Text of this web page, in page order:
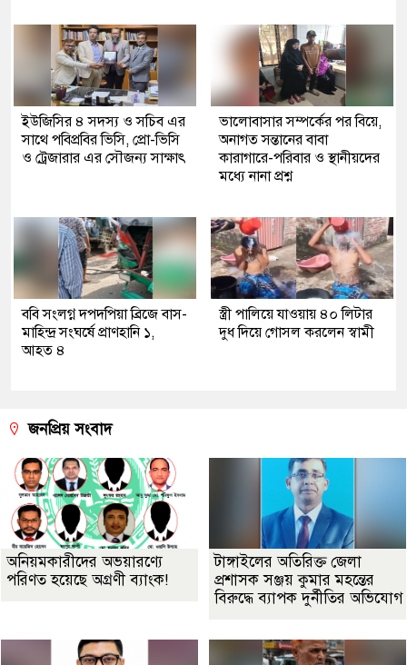
ইউজিসির ৪ সদস্য ও সচিব এর
সাথে পবিপ্রবির ভিসি, প্রো-ভিসি
ও ট্রেজারার এর সৌজন্য সাক্ষাৎ
ভালোবাসার সম্পর্কের পর বিয়ে,
অনাগত সন্তানের বাবা
কারাগারে-পরিবার ও স্থানীয়দের
মধ্যে নানা প্রশ্ন
ববি সংলগ্ন দপদপিয়া ব্রিজে বাস-
মাহিন্দ্র সংঘর্ষে প্রাণহানি ১,
আহত ৪
স্ত্রী পালিয়ে যাওয়ায় ৪০ লিটার
দুধ দিয়ে গোসল করলেন স্বামী
জনপ্রিয় সংবাদ
অনিয়মকারীদের অভয়ারণ্যে
পরিণত হয়েছে অগ্রণী ব্যাংক!
টাঙ্গাইলের অতিরিক্ত জেলা
প্রশাসক সঞ্জয় কুমার মহন্তের
বিরুদ্ধে ব্যাপক দুর্নীতির অভিযোগ